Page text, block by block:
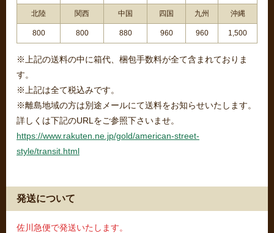
北陸 関西 中国 四国 九州 沖縄
800 800 880 960 960 1,500
※上記の送料の中に箱代、梱包手数料が全て含まれておりま
す。
※上記は全て税込みです。
※離島地域の方は別途メールにて送料をお知らせいたします。
詳しくは下記のURLをご参照下さいませ。
https://www.rakuten.ne.jp/gold/american-street-
style/transit.html
発送について
佐川急便で発送いたします。